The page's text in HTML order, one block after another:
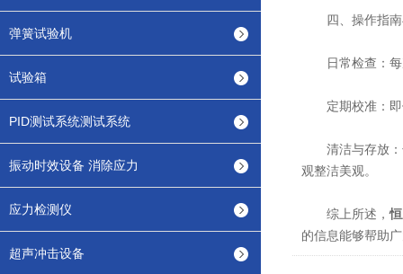
弹簧试验机
试验箱
PID测试系统测试系统
振动时效设备 消除应力
应力检测仪
超声冲击设备
四、操作指南
日常检查：每
定期校准：即
清洁与存放：
观整洁美观。
综上所述，
的信息能够帮助